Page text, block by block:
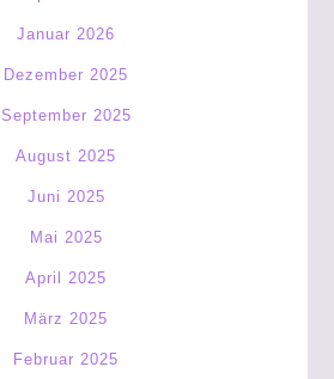
Januar 2026
Dezember 2025
September 2025
August 2025
Juni 2025
Mai 2025
April 2025
März 2025
Februar 2025